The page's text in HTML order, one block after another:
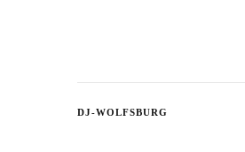
DJ-WOLFSBURG